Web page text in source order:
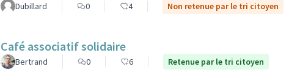
Dubillard 0 4 Non retenue par le tri citoyen
Café associatif solidaire
Bertrand 0 6 Retenue par le tri citoyen